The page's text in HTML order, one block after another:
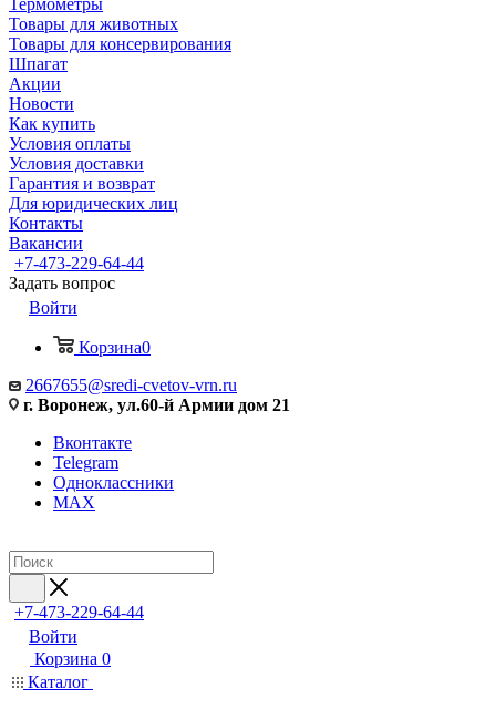
Термометры
Товары для животных
Товары для консервирования
Шпагат
Акции
Новости
Как купить
Условия оплаты
Условия доставки
Гарантия и возврат
Для юридических лиц
Контакты
Вакансии
+7-473-229-64-44
Задать вопрос
Войти
Корзина0
2667655@sredi-cvetov-vrn.ru
г. Воронеж, ул.60-й Армии дом 21
Вконтакте
Telegram
Одноклассники
MAX
+7-473-229-64-44
Войти
Корзина 0
Каталог